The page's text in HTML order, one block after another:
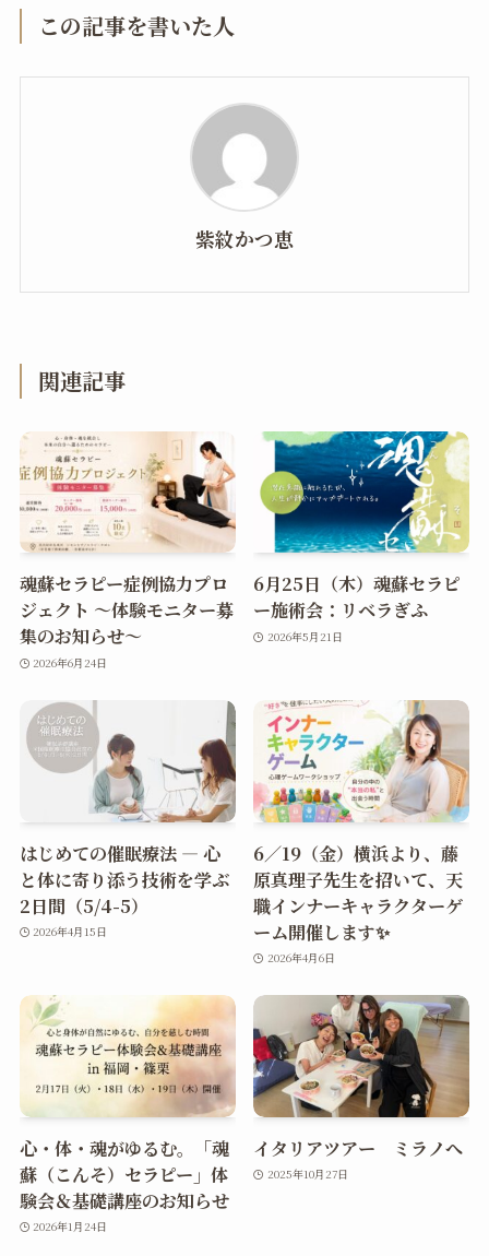
この記事を書いた人
紫紋かつ恵
関連記事
魂蘇セラピー症例協力プロ
ジェクト ～体験モニター募
集のお知らせ～
2026年6月24日
6月25日（木）魂蘇セラピ
ー施術会：リベラぎふ
2026年5月21日
はじめての催眠療法 ― 心
と体に寄り添う技術を学ぶ
2日間（5/4-5）
2026年4月15日
6／19（金）横浜より、藤
原真理子先生を招いて、天
職インナーキャラクターゲ
ーム開催します✨
2026年4月6日
心・体・魂がゆるむ。「魂
蘇（こんそ）セラピー」体
験会＆基礎講座のお知らせ
2026年1月24日
イタリアツアー ミラノへ
2025年10月27日